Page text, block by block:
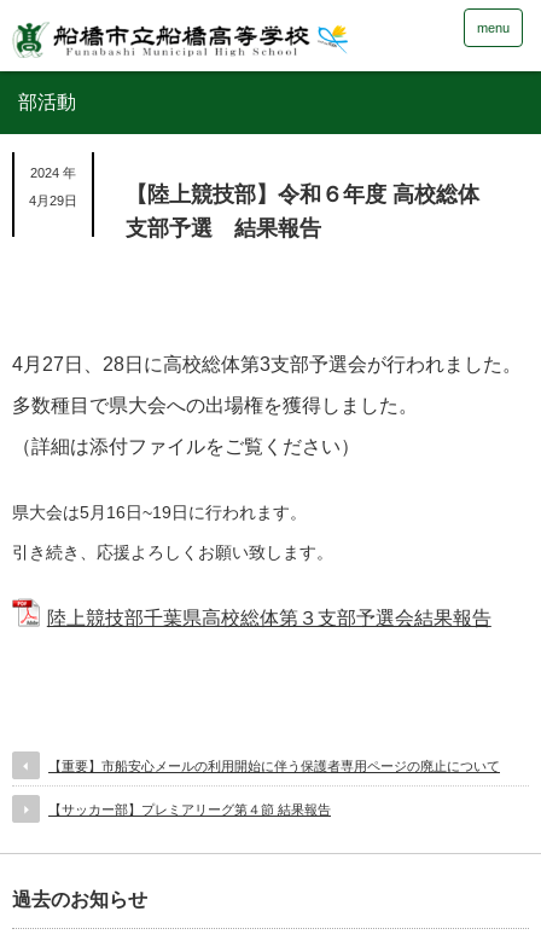
menu
部活動
2024 年
4月29日
【陸上競技部】令和６年度 高校総体
支部予選 結果報告
4月27日、28日に高校総体第3支部予選会が行われました。
多数種目で県大会への出場権を獲得しました。
（詳細は添付ファイルをご覧ください）
県大会は5月16日~19日に行われます。
引き続き、応援よろしくお願い致します。
陸上競技部千葉県高校総体第３支部予選会結果報告
【重要】市船安心メールの利用開始に伴う保護者専用ページの廃止について
【サッカー部】プレミアリーグ第４節 結果報告
過去のお知らせ